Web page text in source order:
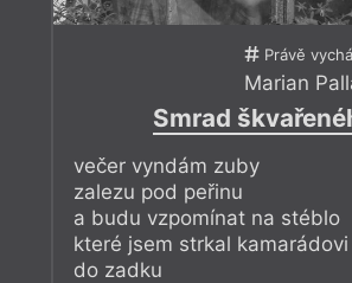
Právě
Marian
Smrad
večer vyndám zuby
zalezu pod peřinu
a budu vzpomínat na stéblo
které jsem strkal kamarádovi
do zadku